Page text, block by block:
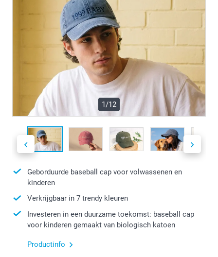
1/12
Geborduurde baseball cap voor volwassenen en
kinderen
Verkrijgbaar in 7 trendy kleuren
Investeren in een duurzame toekomst: baseball cap
voor kinderen gemaakt van biologisch katoen
Productinfo